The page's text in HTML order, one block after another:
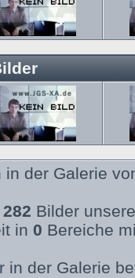
in der Galerie
282 Bilder
in 0 Bereiche
in der Galerie